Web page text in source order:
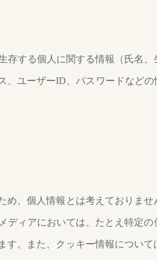
する個人に関する情報（氏名
ユーザーID、パスワードなど
、個人情報とは考えておりませ
ィアにおいては、たとえ特定の
。また、クッキー情報につい